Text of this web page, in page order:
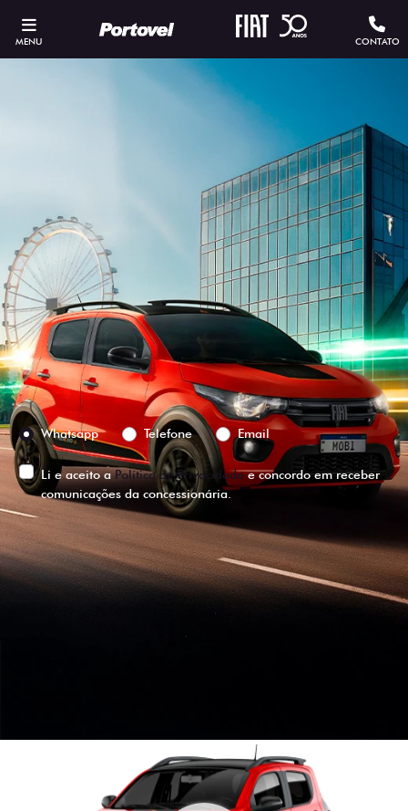
MENU CONTATO
ESTOU INTERESSADO
Versão escolhida
Preferência de contato:
Whatsapp
Telefone Email
Li e aceito aPolítica de Privacidadee concordo em receber
comunicações da concessionária.
ENTRAR EM CONTATO